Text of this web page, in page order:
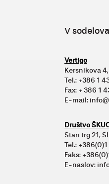
V
Vertigo
Kersnikova
Tel.: +386 1
Fax: + 386 1
E-mail:
Društvo
Stari trg 21,
Tel.:
Faks:
E-naslov: